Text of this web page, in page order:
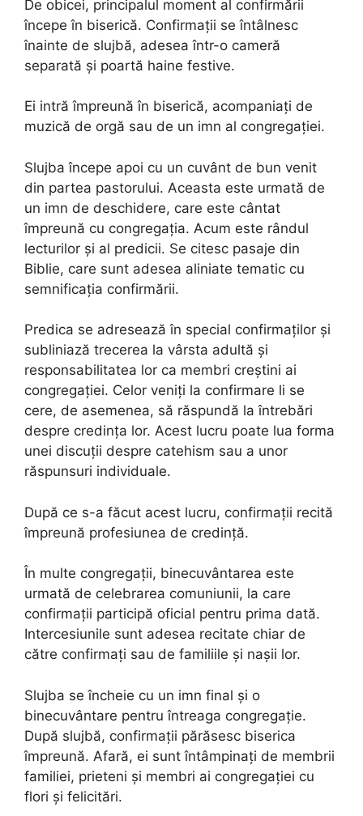
De obicei, principalul moment al confirmării
începe în biserică. Confirmații se întâlnesc
înainte de slujbă, adesea într-o cameră
separată și poartă haine festive.
Ei intră împreună în biserică, acompaniați de
muzică de orgă sau de un imn al congregației.
Slujba începe apoi cu un cuvânt de bun venit
din partea pastorului. Aceasta este urmată de
un imn de deschidere, care este cântat
împreună cu congregația. Acum este rândul
lecturilor și al predicii. Se citesc pasaje din
Biblie, care sunt adesea aliniate tematic cu
semnificația confirmării.
Predica se adresează în special confirmaților și
subliniază trecerea la vârsta adultă și
responsabilitatea lor ca membri creștini ai
congregației. Celor veniți la confirmare li se
cere, de asemenea, să răspundă la întrebări
despre credința lor. Acest lucru poate lua forma
unei discuții despre catehism sau a unor
răspunsuri individuale.
După ce s-a făcut acest lucru, confirmații recită
împreună profesiunea de credință.
În multe congregații, binecuvântarea este
urmată de celebrarea comuniunii, la care
confirmații participă oficial pentru prima dată.
Intercesiunile sunt adesea recitate chiar de
către confirmați sau de familiile și nașii lor.
Slujba se încheie cu un imn final și o
binecuvântare pentru întreaga congregație.
După slujbă, confirmații părăsesc biserica
împreună. Afară, ei sunt întâmpinați de membrii
familiei, prieteni și membri ai congregației cu
flori și felicitări.